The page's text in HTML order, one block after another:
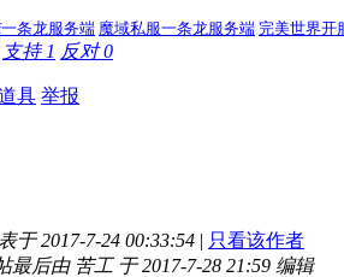
条龙服务端 魔域私服一条龙服务端 完美世界开
支持 1 反对0
具 举报
于 2017-7-24 00:33:54 | 只看该作者
最后由 苦工 于 2017-7-28 21:59 编辑